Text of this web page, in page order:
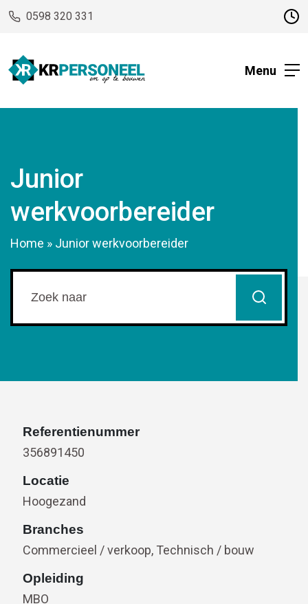
0598 320 331
Menu
Junior
werkvoorbereider
Home » Junior werkvoorbereider
Referentienummer
356891450
Locatie
Hoogezand
Branches
Commercieel / verkoop, Technisch / bouw
Opleiding
MBO